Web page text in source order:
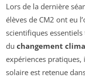
Lors de la dernière
élèves de CM2 ont eu
scientifiques essentiels
du changement
expériences pratiques,
solaire est retenue